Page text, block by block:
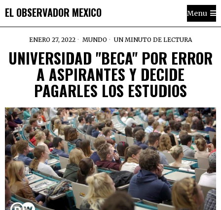
EL OBSERVADOR MEXICO Menu
ENERO 27, 2022 MUNDO UN MINUTO DE LECTURA
UNIVERSIDAD "BECA" POR ERROR
A ASPIRANTES Y DECIDE
PAGARLES LOS ESTUDIOS